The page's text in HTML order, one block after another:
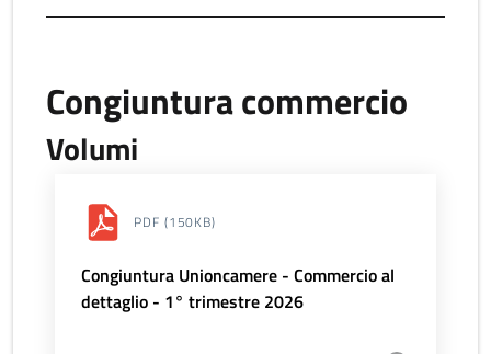
Congiuntura commercio
Volumi
PDF (150KB)
Congiuntura Unioncamere - Commercio al
dettaglio - 1° trimestre 2026